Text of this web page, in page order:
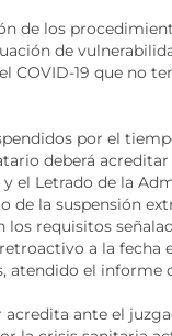
de los
de
COVID-19 que no
por el
deberá
el Letrado de la
de la suspensión
los requisitos
a la fecha
atendido el informe
ante el